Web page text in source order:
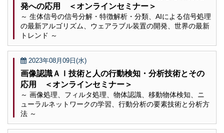
発への応用 ＜オンラインセミナー＞
～ 生体信号の信号分解・特徴解析・分類、AIによる信号処理
の最新アルゴリズム、ウェアラブル装置の開発、世界の最新
トレンド ～
2023年08月09日(水)
画像認識ＡＩ技術と人の行動検知・分析技術とその
応用 ＜オンラインセミナー＞
～ 画像処理、フィルタ処理、物体認識、移動物体検知、ニ
ューラルネットワークの学習、行動分析の要素技術と分析方
法 ～